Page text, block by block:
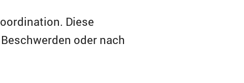
Diese
oder nach